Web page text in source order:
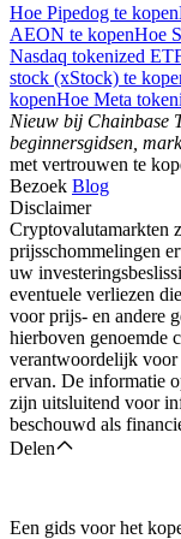
Hoe Pipedog te kopen
AEON te kopenHoe
Nasdaq tokenized
stock (xStock) te
kopenHoe Meta
Nieuw bij Chainbase
beginnersgidsen,
met vertrouwen te
Bezoek Blog
Disclaimer
Cryptovalutamarkten
prijsschommelingen
uw
eventuele verliezen
voor prijs- en andere
hierboven genoemde
verantwoordelijk voor
ervan. De informatie
zijn uitsluitend voor
beschouwd als
Delen
Een gids voor het